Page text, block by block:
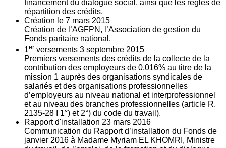
financement du dialogue social, ainsi que les règles de
répartition des crédits.
Création le 7 mars 2015
Création de l’AGFPN, l’Association de gestion du
Fonds paritaire national.
1er versements 3 septembre 2015
Premiers versements des crédits de la collecte de la
contribution des employeurs de 0,016% au titre de la
mission 1 auprès des organisations syndicales de
salariés et des organisations professionnelles
d’employeurs au niveau national et interprofessionnel
et au niveau des branches professionnelles (article R.
2135‐28 I 1°) et 2°) du code du travail).
Rapport d'installation 23 mars 2016
Communication du Rapport d’installation du Fonds de
janvier 2016 à Madame Myriam EL KHOMRI, Ministre